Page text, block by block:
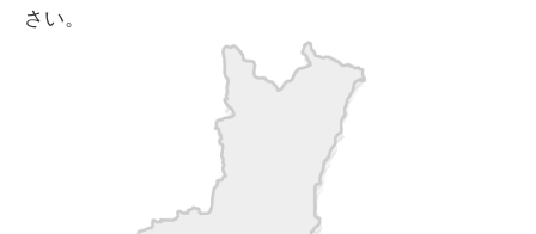
さい。